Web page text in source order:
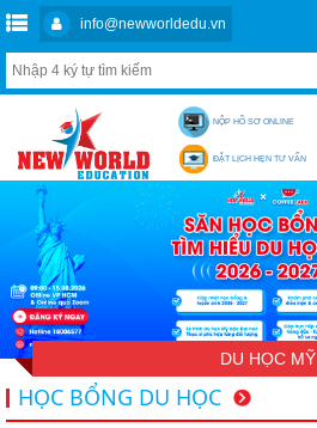
info@newworldedu.vn
NỘP HỒ SƠ ONLINE
ĐẶT LỊCH HẸN TƯ VẤN
DU HỌC MỸ
HỌC BỔNG DU HỌC